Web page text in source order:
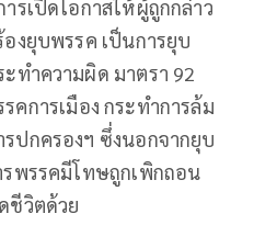
รเปิดโอกาสให้ผู้ถูกกล่าว
งยุบพรรค เป็นการยุบ
ทำความผิด มาตรา 92
คการเมือง กระทำการล้ม
ปกครองฯ ซึ่งนอกจากยุบ
พรรคมีโทษถูกเพิกถอน
ชีวิตด้วย